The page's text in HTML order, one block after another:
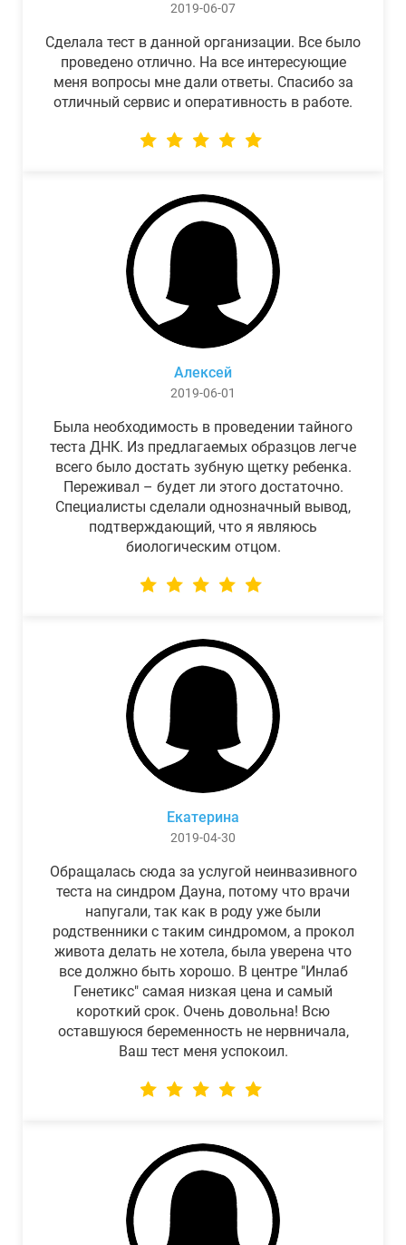
2019-06-07
Сделала тест в данной организации. Все было
проведено отлично. На все интересующие
меня вопросы мне дали ответы. Спасибо за
отличный сервис и оперативность в работе.
Алексей
2019-06-01
Была необходимость в проведении тайного
теста ДНК. Из предлагаемых образцов легче
всего было достать зубную щетку ребенка.
Переживал – будет ли этого достаточно.
Специалисты сделали однозначный вывод,
подтверждающий, что я являюсь
биологическим отцом.
Екатерина
2019-04-30
Обращалась сюда за услугой неинвазивного
теста на синдром Дауна, потому что врачи
напугали, так как в роду уже были
родственники с таким синдромом, а прокол
живота делать не хотела, была уверена что
все должно быть хорошо. В центре "Инлаб
Генетикс" самая низкая цена и самый
короткий срок. Очень довольна! Всю
оставшуюся беременность не нервничала,
Ваш тест меня успокоил.